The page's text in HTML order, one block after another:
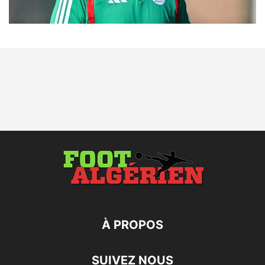
À PROPOS
SUIVEZ NOUS